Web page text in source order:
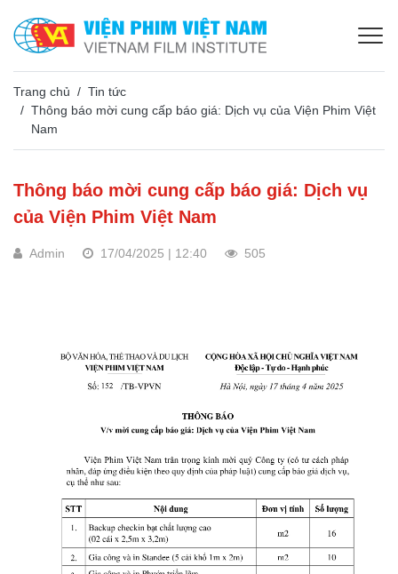
Trang chủ
Tin tức
Thông báo mời cung cấp báo giá: Dịch vụ của Viện Phim Việt
Nam
Thông báo mời cung cấp báo giá: Dịch vụ
của Viện Phim Việt Nam
Admin 17/04/2025 | 12:40 505